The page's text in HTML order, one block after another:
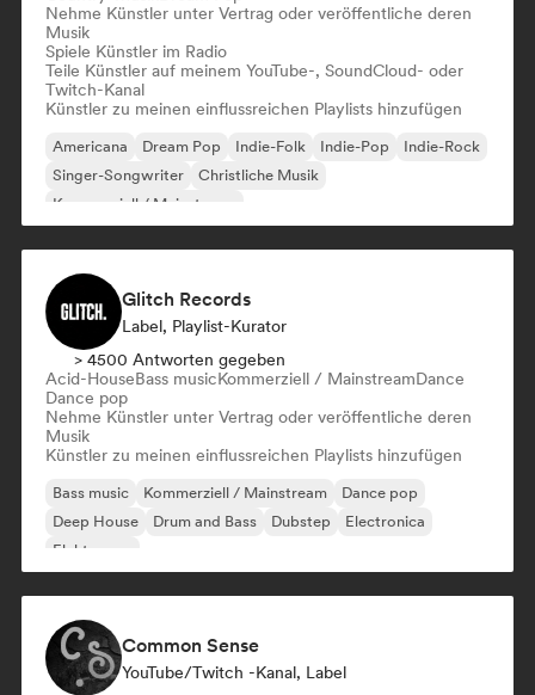
Nehme Künstler unter Vertrag oder veröffentliche deren
Musik
Spiele Künstler im Radio
Teile Künstler auf meinem YouTube-, SoundCloud- oder
Twitch-Kanal
Künstler zu meinen einflussreichen Playlists hinzufügen
Americana Dream Pop Indie-Folk Indie-Pop
Indie-Rock
Singer-Songwriter
Christliche Musik
Kommerziell / Mainstream
Glitch Records
Label, Playlist-Kurator
> 4500 Antworten gegeben
Acid-HouseBass musicKommerziell / MainstreamDance
Dance pop
Nehme Künstler unter Vertrag oder veröffentliche deren
Musik
Künstler zu meinen einflussreichen Playlists hinzufügen
Bass music Kommerziell / Mainstream
Dance pop
Deep House
Drum and Bass Dubstep
Electronica
Elektropop
Common Sense
YouTube/Twitch -Kanal, Label